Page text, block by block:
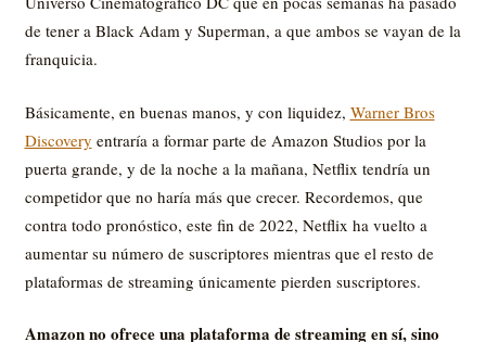
de tener a Black Adam y Superman, a que ambos se vayan de la
franquicia.
Básicamente, en buenas manos, y con liquidez, Warner Bros
Discovery entraría a formar parte de Amazon Studios por la
puerta grande, y de la noche a la mañana, Netflix tendría un
competidor que no haría más que crecer. Recordemos, que
contra todo pronóstico, este fin de 2022, Netflix ha vuelto a
aumentar su número de suscriptores mientras que el resto de
plataformas de streaming únicamente pierden suscriptores.
Amazon no ofrece una plataforma de streaming en sí, sino